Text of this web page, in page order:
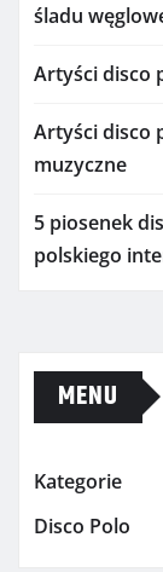
śladu
Artyści disco
Artyści disco
muzyczne
5 piosenek
polskiego
MENU
Kategorie
Disco Polo